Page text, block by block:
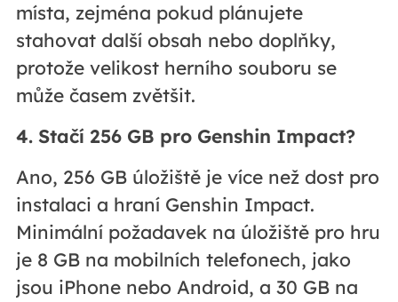
místa, zejména pokud plánujete
stahovat další obsah nebo doplňky,
protože velikost herního souboru se
může časem zvětšit.
4. Stačí 256 GB pro Genshin Impact?
Ano, 256 GB úložiště je více než dost pro
instalaci a hraní Genshin Impact.
Minimální požadavek na úložiště pro hru
je 8 GB na mobilních telefonech, jako
jsou iPhone nebo Android, a 30 GB na